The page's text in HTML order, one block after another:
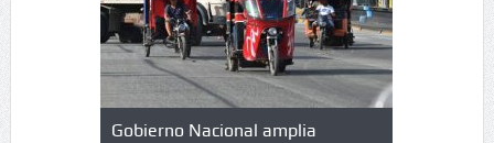
Gobierno Nacional amplia
Qué es